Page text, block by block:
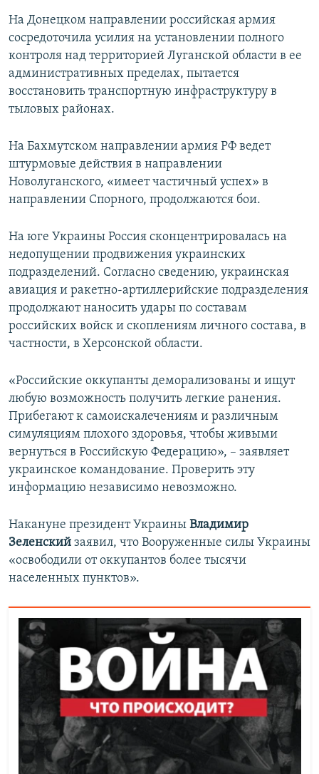
На Донецком направлении российская армия
сосредоточила усилия на установлении полного
контроля над территорией Луганской области в ее
административных пределах, пытается
восстановить транспортную инфраструктуру в
тыловых районах.
На Бахмутском направлении армия РФ ведет
штурмовые действия в направлении
Новолуганского, «имеет частичный успех» в
направлении Спорного, продолжаются бои.
На юге Украины Россия сконцентрировалась на
недопущении продвижения украинских
подразделений. Согласно сведению, украинская
авиация и ракетно-артиллерийские подразделения
продолжают наносить удары по составам
российских войск и скоплениям личного состава, в
частности, в Херсонской области.
«Российские оккупанты деморализованы и ищут
любую возможность получить легкие ранения.
Прибегают к самоискалечениям и различным
симуляциям плохого здоровья, чтобы живыми
вернуться в Российскую Федерацию», – заявляет
украинское командование. Проверить эту
информацию независимо невозможно.
Накануне президент Украины Владимир
Зеленский заявил, что Вооруженные силы Украины
«освободили от оккупантов более тысячи
населенных пунктов».